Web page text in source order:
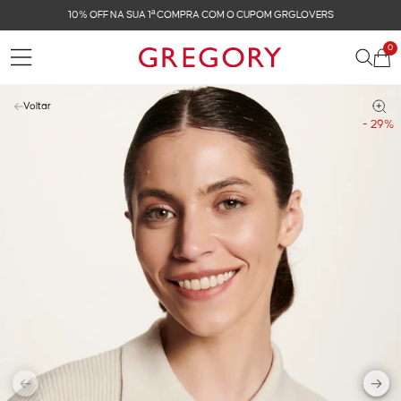
FRETE GRÁTIS NAS COMPRAS ACIMA DE R$ 899
0
- 29%
Voltar